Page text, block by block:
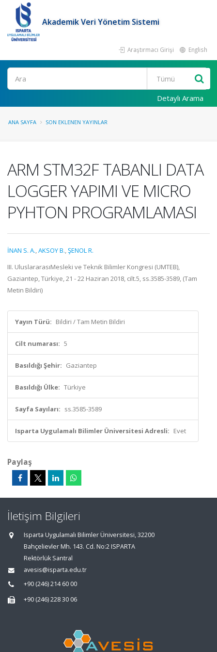
Akademik Veri Yönetim Sistemi
Araştırmacı Girişi English
Ara
Detaylı Arama
ANA SAYFA SON EKLENEN YAYINLAR
ARM STM32F TABANLI DATA
LOGGER YAPIMI VE MICRO
PYHTON PROGRAMLAMASI
İNAN S. A.,AKSOY B.,ŞENOL R.
III. UluslararasıMesleki ve Teknik Bilimler Kongresi (UMTEB),
Gaziantep, Türkiye, 21 - 22 Haziran 2018, cilt.5, ss.3585-3589, (Tam
Metin Bildiri)
Yayın Türü: Bildiri / Tam Metin Bildiri
Cilt numarası: 5
Basıldığı Şehir: Gaziantep
Basıldığı Ülke: Türkiye
Sayfa Sayıları: ss.3585-3589
Isparta Uygulamalı Bilimler Üniversitesi Adresli: Evet
Paylaş
İletişim Bilgileri
Isparta Uygulamalı Bilimler Üniversitesi, 32200
Bahçelievler Mh. 143. Cd. No:2 ISPARTA
Rektörlük Santral
avesis@isparta.edu.tr
+90 (246) 214 60 00
+90 (246) 228 30 06